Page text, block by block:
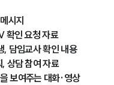
시지
확인 요청 자료
, 담임교사 확인 내용
상담 참여 자료
보여주는 대화·영상